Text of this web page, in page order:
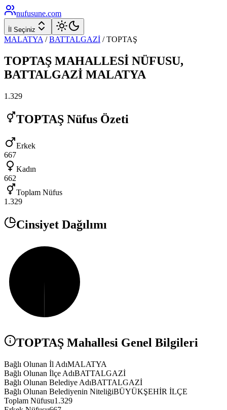
nufusune.com
İl Seçiniz
MALATYA / BATTALGAZİ /TOPTAŞ
TOPTAŞ MAHALLESİ NÜFUSU,
BATTALGAZİ MALATYA
1.329
TOPTAŞ Nüfus Özeti
Erkek
667
Kadın
662
Toplam Nüfus
1.329
Cinsiyet Dağılımı
TOPTAŞ Mahallesi Genel Bilgileri
Bağlı Olunan İl AdıMALATYA
Bağlı Olunan İlçe AdıBATTALGAZİ
Bağlı Olunan Belediye AdıBATTALGAZİ
Bağlı Olunan Belediyenin NiteliğiBÜYÜKŞEHİR İLÇE
Toplam Nüfusu1.329